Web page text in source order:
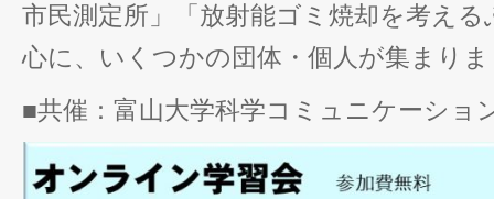
市民測定所」「放射能ゴミ焼却を考え
心に、いくつかの団体・個人が集まり
■共催：富山大学科学コミュニケーショ